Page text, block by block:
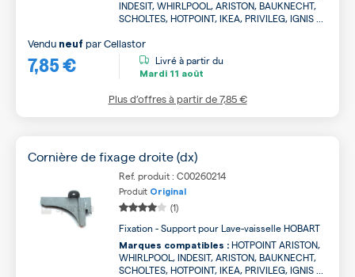
INDESIT, WHIRLPOOL, ARISTON, BAUKNECHT,
SCHOLTES, HOTPOINT, IKEA, PRIVILEG, IGNIS ...
7,85 €
Vendu neuf parCellastor
Livré à partir du
Mardi 11 août
Plus d’offres à partir de7,85 €
Cornière de fixage droite (dx)
Ref. produit : C00260214
Produit Original
(1)
Fixation - Support pour Lave-vaisselle HOBART
Marques compatibles : HOTPOINT ARISTON,
WHIRLPOOL, INDESIT, ARISTON, BAUKNECHT,
SCHOLTES, HOTPOINT, IKEA, PRIVILEG, IGNIS ...